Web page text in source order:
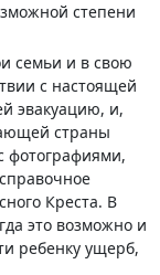
степени
семьи и в свою
с настоящей
эвакуацию, и,
страны
фотографиями,
Креста. В
это возможно и
ребенку ущерб,